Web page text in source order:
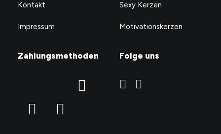
Kontakt
Impressum
Sexy Kerzen
Motivationskerzen
Zahlungsmethoden Folge uns